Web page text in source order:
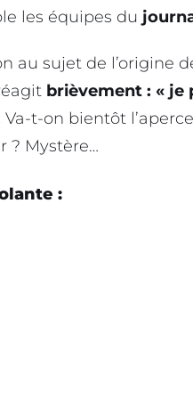
les équipes du
au sujet de l’origine
brièvement : « je
Va-t-on bientôt
? Mystère…
: